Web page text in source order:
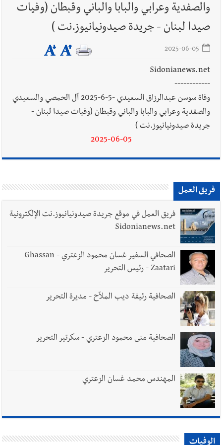
بوفاة الراحل ميشال معلولي
أخبار لبنان الجيش اللبناني : إصابة أحد العسكريين بجروح طفيفة
نتيجة استهداف إسرائيلي معادٍ لجرافة للجيش في بلدة المنصوري -
أخبار لبنان مسيّرة أسرائيلية القت قنبلة صوتية باتجاه جرافة للجيش
اللبناني خلال عملها في المنصوري ومعلومات أولية عن اصابة أحد
شُيّعوا في ‫غزة‬ بعد أن بقوا تحت الأنقاض منذ عام 2023: أيُعقل أن
يبقى الشعب الفلسطيني يعيش كل هذا الألم؟ وإلى متى تستمر هذه
المعاناة التي تمزق القلوب والضمائر؟
والصفدية وعرابي والبابا والباني وقبطان (وفيات
صيدا لبنان - جريدة صيدونيانيوز.نت )
Sidonianews.net
------------
وفاة سوسن عبدالرزاق السعيدي -5-6-2025 آل الحمصي والسعيدي
والصفدية وعرابي والبابا والباني وقبطان (وفيات صيدا لبنان -
جريدة صيدونيانيوز.نت )
2025-06-05
فريق العمل
فريق العمل في موقع جريدة صيدونيانيوز.نت الإلكترونية
Sidonianews.net
الصحافي السفير غسان محمود الزعتري - Ghassan
Zaatari - رئيس التحرير
الصحافية رئيفة ديب الملاّح - مديرة التحرير
الصحافية منى محمود الزعتري - سكرتير التحرير
المهندس محمد غسان الزعتري
الوفيات